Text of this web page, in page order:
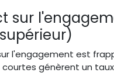
sur
l'engagement est
génèrent un